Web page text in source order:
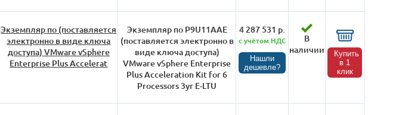
Экземпляр по (поставляется
электронно в виде ключа
доступа) VMware vSphere
Enterprise Plus Accelerat
Экземпляр по P9U11AAE
(поставляется электронно в
виде ключа доступа)
VMware vSphere Enterprise
Plus Acceleration Kit for 6
Processors 3yr E-LTU
4 287 531 р.
с учётом НДС
Нашли
дешевле?
В
наличии
Купить
в 1
клик